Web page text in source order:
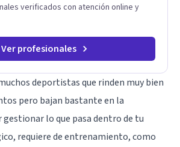
verificados con atención online y
Ver profesionales
deportistas que rinden muy bien
pero bajan bastante en la
lo que pasa dentro de tu
requiere de entrenamiento, como